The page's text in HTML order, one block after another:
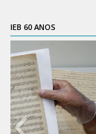
Ações
IEB 60 ANOS